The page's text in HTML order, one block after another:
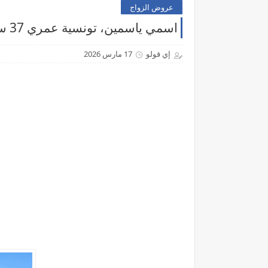
عروض الزواج
اسمي ياسمين، تونسية عمري 37 سنة، من المهدية أبحث عن شريك الحياة
إي قولو 17 مارس 2026